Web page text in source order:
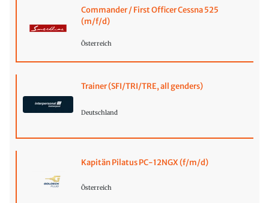
Commander / First Officer Cessna 525
(m/f/d)
Österreich
Trainer (SFI/TRI/TRE, all genders)
Deutschland
Kapitän Pilatus PC-12NGX (f/m/d)
Österreich